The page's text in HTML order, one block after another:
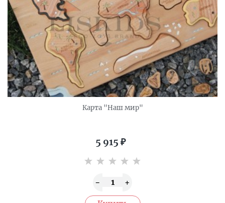
Карта "Наш мир"
5 915 ₽